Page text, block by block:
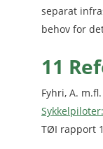
separat
behov for
11
Fyhri, A.
TØI rapport